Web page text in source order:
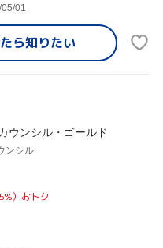
01
ら知りたい
ウンシル・ゴールド
ンシル
）おトク